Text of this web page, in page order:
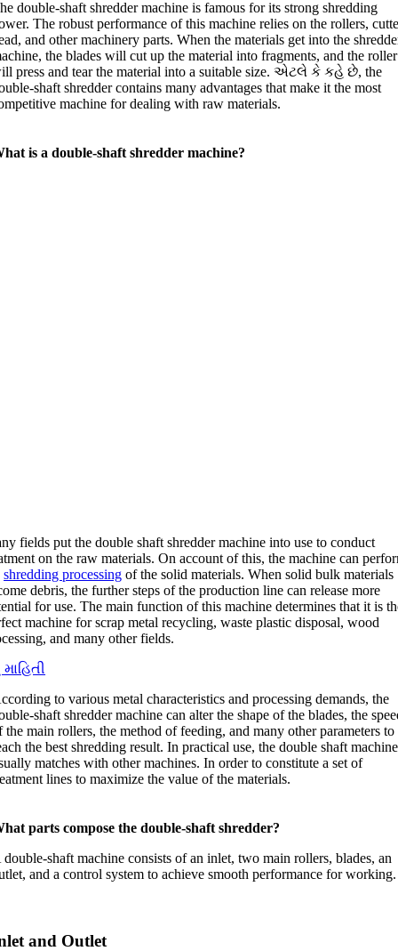
double-shaft shredder machine is famous for its strong shredding
.The robust performance of this machine relies on the rollers,
,and other machinery parts.When the materials get into the
,the blades will cut up the material into fragments,and the roller
press and tear the material into a suitable size. એટલે કે કહે છે,the
shaft shredder contains many advantages that make it the most
machine for dealing with raw materials.
is a double-shaft shredder machine?
fields put the double shaft shredder machine into use to conduct
on the raw materials.On account of this,the machine can
shredding processing of the solid materials.When solid bulk materials
debris,the further steps of the production line can release more
for use.The main function of this machine determines that it is
machine for scrap metal recycling,waste plastic disposal,wood
,and many other fields.
to various metal characteristics and processing demands,the
shaft shredder machine can alter the shape of the blades,the
the main rollers,the method of feeding,and many other parameters to
the best shredding result.In practical use,the double shaft machine
matches with other machines.In order to constitute a set of
lines to maximize the value of the materials.
parts compose the double-shaft shredder?
double-shaft machine consists of an inlet,two main rollers,blades,an
,and a control system to achieve smooth performance for working.
and Outlet